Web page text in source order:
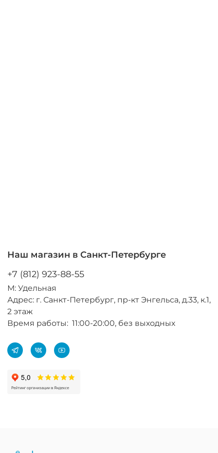
Наш магазин в Санкт-Петербурге
+7 (812) 923-88-55
М: Удельная
Адрес: г. Санкт-Петербург, пр-кт Энгельса, д.33, к.1,
2 этаж
Время работы: 11:00-20:00, без выходных